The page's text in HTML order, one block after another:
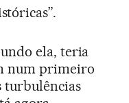
ela, teria
num primeiro
turbulências